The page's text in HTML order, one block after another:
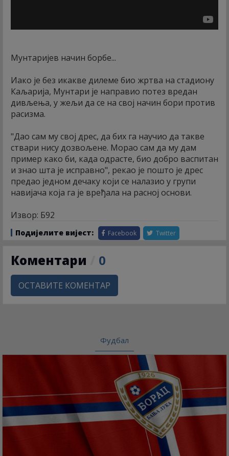
Мунтаријев начин борбе...
Иако је без икакве дилеме био жртва на стадиону
Каљарија, Мунтари је направио потез вредан
дивљења, у жељи да се на свој начин бори против
расизма.
"Дао сам му свој дрес, да бих га научио да такве
ствари нису дозвољене. Морао сам да му дам
пример како би, када одрасте, био добро васпитан
и знао шта је исправно", рекао је пошто је дрес
предао једном дечаку који се налазио у групи
навијача која га је вређала на расној основи.
Извор: Б92
Подијелите вијест: Facebook Twitter
Коментари 0
ОСТАВИТЕ КОМЕНТАР
Фудбал